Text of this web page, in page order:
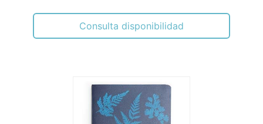
Consulta disponibilidad